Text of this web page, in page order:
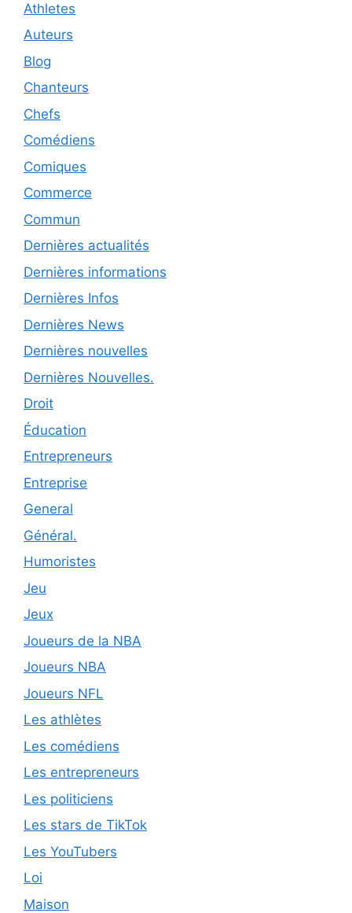
Athletes
Auteurs
Blog
Chanteurs
Chefs
Comédiens
Comiques
Commerce
Commun
Dernières actualités
Dernières informations
Dernières Infos
Dernières News
Dernières nouvelles
Dernières Nouvelles.
Droit
Éducation
Entrepreneurs
Entreprise
General
Général.
Humoristes
Jeu
Jeux
Joueurs de la NBA
Joueurs NBA
Joueurs NFL
Les athlètes
Les comédiens
Les entrepreneurs
Les politiciens
Les stars de TikTok
Les YouTubers
Loi
Maison